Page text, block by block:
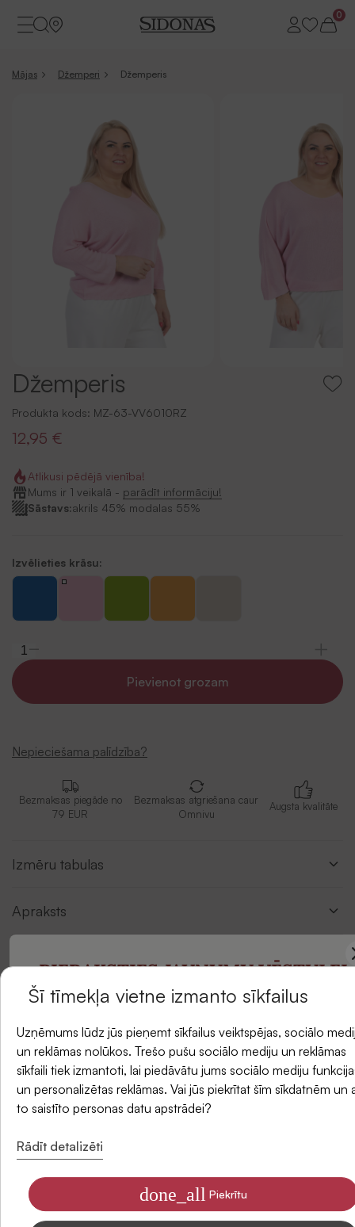
0
Mājas Džemperi Džemperis
Džemperis
Produkta kods: MZ-63-VV6010RZ
12,95 €
Atlikusi pēdējā vienība!
Mums ir 1 veikalā - parādīt informāciju!
Sāstavs:akrils 45% modalas 55%
Izvēlieties krāsu:
Pievienot grozam
Nepieciešama palīdzība?
Bezmaksas piegāde no
79 EUR
Bezmaksas atgriešana caur
Omnivu
Augsta kvalitāte
Izmēru tabulas
Apraksts
Atsauksmes
PIERAKSTIES JAUNUMU VĒSTULEI
pasūtījumam.
E-pasts
Piekrītu saņemt SIDONAS jaunumus savā e-pastā
Šī tīmekļa vietne izmanto sīkfailus
Uzņēmums lūdz jūs pieņemt sīkfailus veiktspējas, sociālo
un reklāmas nolūkos. Trešo pušu sociālo mediju un reklāmas
sīkfaili tiek izmantoti, lai piedāvātu jums sociālo mediju
un personalizētas reklāmas. Vai jūs piekrītat šīm sīkdatnēm un
to saistīto personas datu apstrādei?
Rādīt detalizēti
done_all Piekrītu